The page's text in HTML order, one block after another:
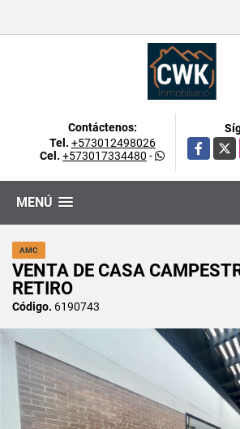
Contáctenos:
Tel. +573012498026
Cel. +573017334480 -
Facebook
X
MENÚ
AMC
VENTA DE CASA
RETIRO
Código. 6190743